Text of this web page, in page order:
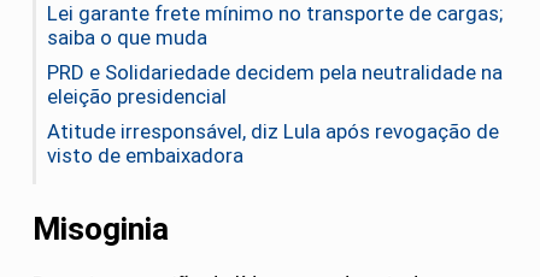
Lei garante frete mínimo no transporte de cargas;
saiba o que muda
PRD e Solidariedade decidem pela neutralidade na
eleição presidencial
Atitude irresponsável, diz Lula após revogação de
visto de embaixadora
Misoginia